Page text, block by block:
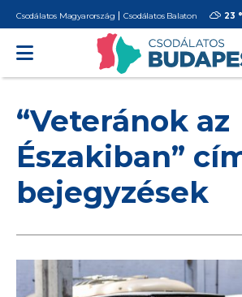
Csodálatos Magyarország Csodálatos Balaton 23 °
“Veteránok az
Északiban”
bejegyzések